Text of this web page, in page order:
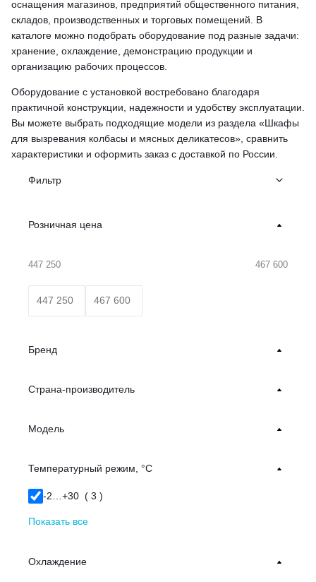
оснащения магазинов, предприятий общественного питания,
складов, производственных и торговых помещений. В
каталоге можно подобрать оборудование под разные задачи:
хранение, охлаждение, демонстрацию продукции и
организацию рабочих процессов.
Оборудование с установкой востребовано благодаря
практичной конструкции, надежности и удобству эксплуатации.
Вы можете выбрать подходящие модели из раздела «Шкафы
для вызревания колбасы и мясных деликатесов», сравнить
характеристики и оформить заказ с доставкой по России.
Фильтр
Розничная цена
447 250 467 600
Бренд
Страна-производитель
Модель
Температурный режим, °С
-2…+30 ( 3 )
Показать все
Охлаждение